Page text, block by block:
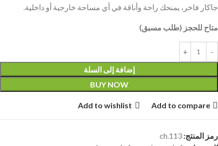
جاكار فاخر، يمنحك راحة وأناقة في أي مساحة خارجية أو داخلية.
متاح للحجز (طلب مسبق)
إضافة إلى السلة
BUY NOW
Add to compare
Add to wishlist
رمز المنتج: ch.113